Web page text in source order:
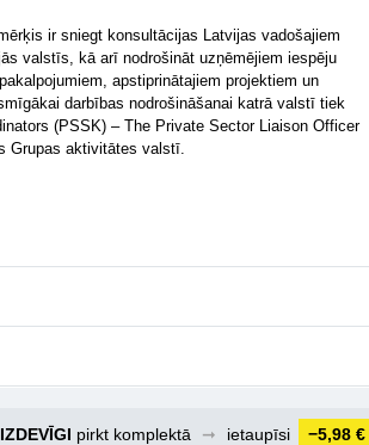
ir sniegt konsultācijas Latvijas vadošajiem
valstīs, kā arī nodrošināt uzņēmējiem iespēju
apstiprinātajiem projektiem un
darbības nodrošināšanai katrā valstī tiek
(PSSK) – The Private Sector Liaison Officer
Grupas aktivitātes valstī.
IZDEVĪGI pirkt komplektā ➞ ietaupīsi −5,98 €